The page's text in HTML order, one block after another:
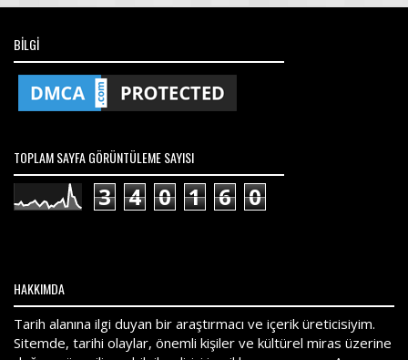
BILGI
TOPLAM SAYFA GÖRÜNTÜLEME SAYISI
3 4 0 1 6 0
HAKKIMDA
Tarih alanına ilgi duyan bir araştırmacı ve içerik üreticisiyim.
Sitemde, tarihi olaylar, önemli kişiler ve kültürel miras üzerine